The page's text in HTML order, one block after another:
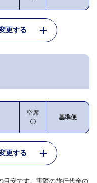
更する
空席
基準便
更する
目安です。実際の旅行代金の